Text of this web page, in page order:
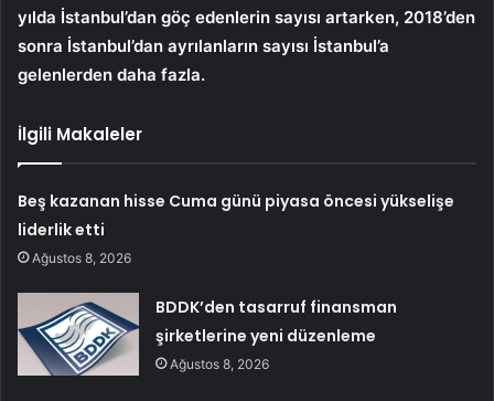
yılda İstanbul’dan göç edenlerin sayısı artarken, 2018’den
sonra İstanbul’dan ayrılanların sayısı İstanbul’a
gelenlerden daha fazla.
İlgili Makaleler
Beş kazanan hisse Cuma günü piyasa öncesi yükselişe
liderlik etti
Ağustos 8, 2026
BDDK’den tasarruf finansman
şirketlerine yeni düzenleme
Ağustos 8, 2026